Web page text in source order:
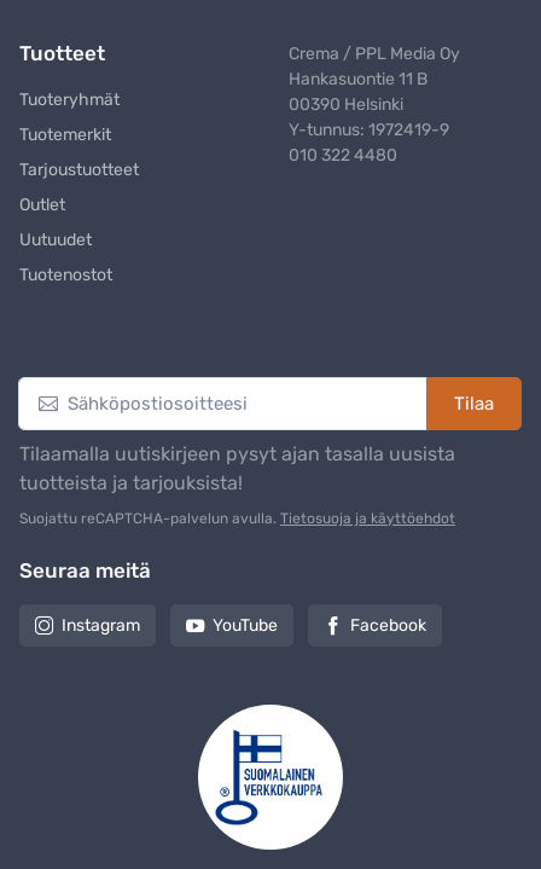
Tuotteet
Tuoteryhmät
Tuotemerkit
Tarjoustuotteet
Outlet
Uutuudet
Tuotenostot
Crema / PPL Media Oy
Hankasuontie 11 B
00390 Helsinki
Y-tunnus: 1972419-9
010 322 4480
Tilaa
Tilaamalla uutiskirjeen pysyt ajan tasalla uusista
tuotteista ja tarjouksista!
Suojattu reCAPTCHA-palvelun avulla. Tietosuoja ja käyttöehdot
Seuraa meitä
Instagram YouTube Facebook